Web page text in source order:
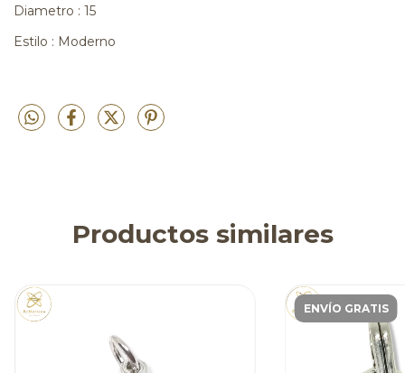
Diametro : 15
Estilo : Moderno
Productos similares
ENVÍO GRATIS